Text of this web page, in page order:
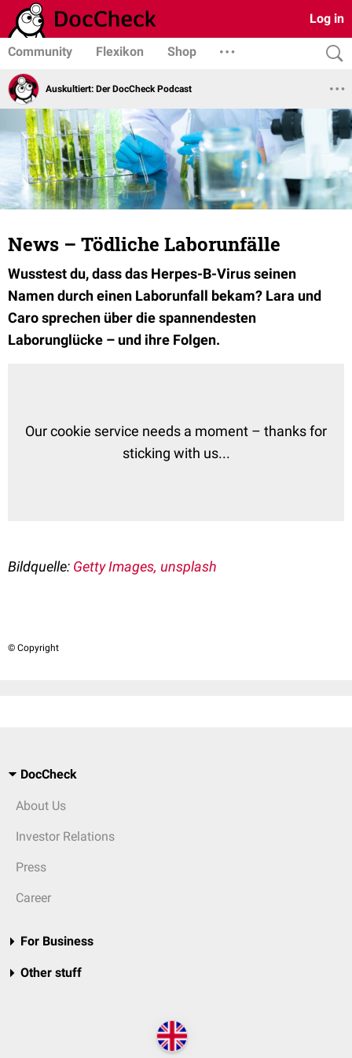
Log in
Community Flexikon Shop
Auskultiert: Der DocCheck Podcast
News – Tödliche Laborunfälle
Wusstest du, dass das Herpes-B-Virus seinen
Namen durch einen Laborunfall bekam? Lara und
Caro sprechen über die spannendesten
Laborunglücke – und ihre Folgen.
Our cookie service needs a moment – thanks for
sticking with us...
Bildquelle: Getty Images, unsplash
© Copyright
DocCheck
About Us
Investor Relations
Press
Career
For Business
Other stuff